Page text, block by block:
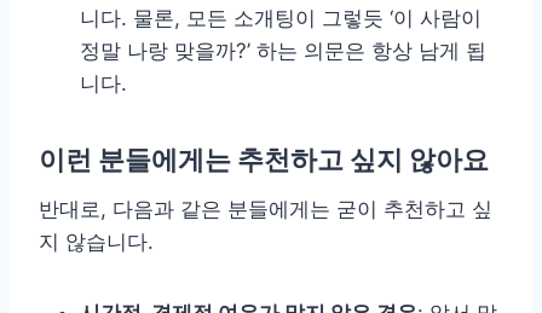
니다. 물론, 모든 소개팅이 그렇듯 ‘이 사람이
정말 나랑 맞을까?’ 하는 의문은 항상 남게 됩
니다.
이런 분들에게는 추천하고 싶지 않아요
반대로, 다음과 같은 분들에게는 굳이 추천하고 싶
지 않습니다.